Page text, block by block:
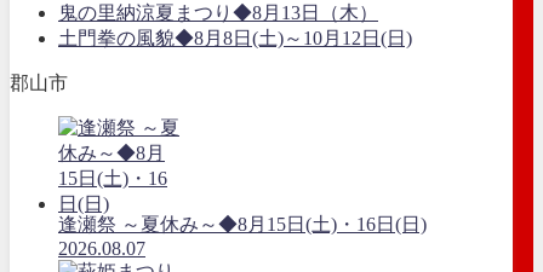
鬼の里納涼夏まつり◆8月13日（木）
土門拳の風貌◆8月8日(土)～10月12日(日)
郡山市
逢瀬祭 ～夏休み～◆8月15日(土)・16日(日)
2026.08.07